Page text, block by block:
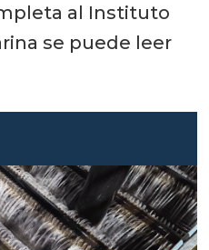
al Instituto
se puede leer